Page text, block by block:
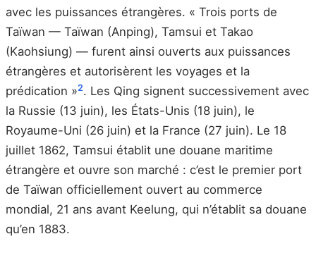
avec les puissances étrangères. « Trois ports de
Taïwan — Taïwan (Anping), Tamsui et Takao
(Kaohsiung) — furent ainsi ouverts aux puissances
étrangères et autorisèrent les voyages et la
prédication »2. Les Qing signent successivement avec
la Russie (13 juin), les États-Unis (18 juin), le
Royaume-Uni (26 juin) et la France (27 juin). Le 18
juillet 1862, Tamsui établit une douane maritime
étrangère et ouvre son marché : c’est le premier port
de Taïwan officiellement ouvert au commerce
mondial, 21 ans avant Keelung, qui n’établit sa douane
qu’en 1883.